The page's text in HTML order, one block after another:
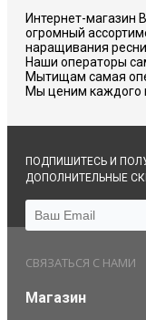
Интернет-
огромный
наращивания
Наши операторы
Мытищам самая
Мы ценим каждого
ПОДПИШИТЕСЬ И
ДОПОЛНИТЕЛЬНЫЕ
СВЯЗАТЬСЯ С НАМИ
Магазин